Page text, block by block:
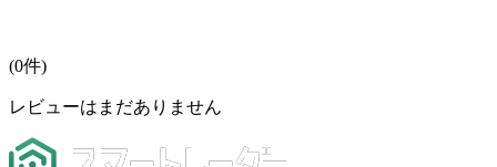
(0件)
レビューはまだありません